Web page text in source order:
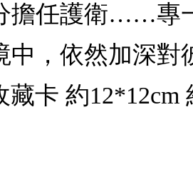
擔任護衛……專
中，依然加深
藏卡 約12*12cm